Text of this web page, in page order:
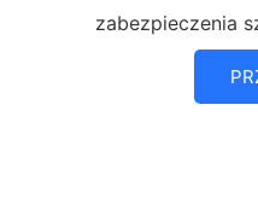
zabezpieczenia